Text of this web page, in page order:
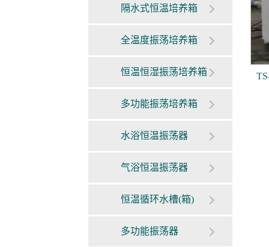
隔水式恒温培养箱
全温度振荡培养箱
恒温恒湿振荡培养箱
多功能振荡培养箱
水浴恒温振荡器
气浴恒温振荡器
恒温循环水槽(箱)
多功能振荡器